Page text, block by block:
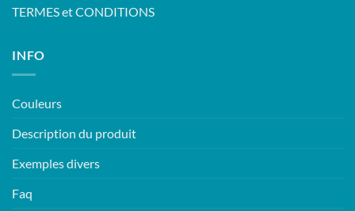
TERMES et CONDITIONS
INFO
Couleurs
Description du produit
Exemples divers
Faq